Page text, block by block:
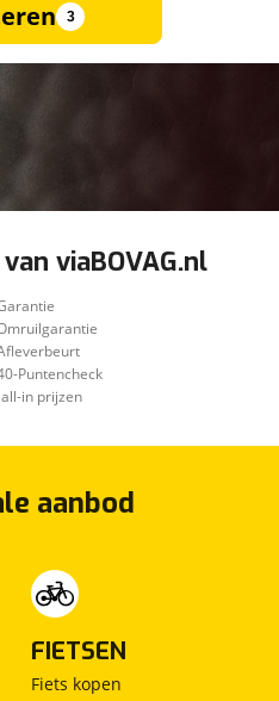
3
viaBOVAG.nl
Puntencheck
in prijzen
aanbod
FIETSEN
Fiets kopen